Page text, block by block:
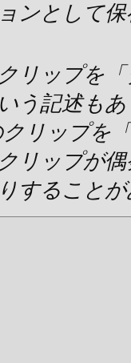
ンとして
リップを
う記述も
リップを
リップが
すること